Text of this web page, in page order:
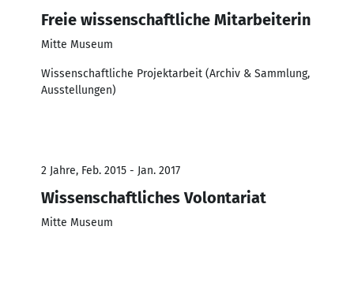
Freie wissenschaftliche Mitarbeiterin
Mitte Museum
Wissenschaftliche Projektarbeit (Archiv & Sammlung,
Ausstellungen)
2 Jahre, Feb. 2015 - Jan. 2017
Wissenschaftliches Volontariat
Mitte Museum